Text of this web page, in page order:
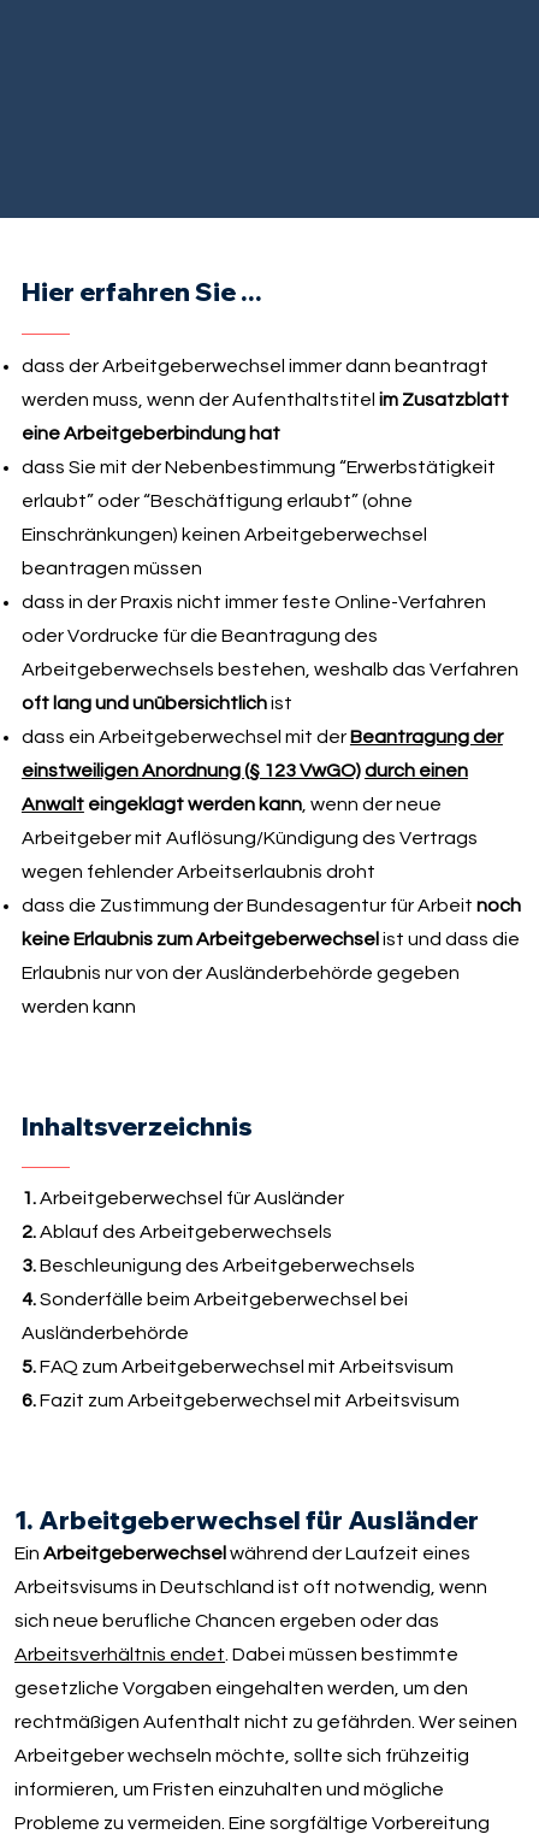
Hier erfahren Sie ...
dass der Arbeitgeberwechsel immer dann beantragt
werden muss, wenn der Aufenthaltstitel im Zusatzblatt
eine Arbeitgeberbindung hat
dass Sie mit der Nebenbestimmung “Erwerbstätigkeit
erlaubt” oder “Beschäftigung erlaubt” (ohne
Einschränkungen) keinen Arbeitgeberwechsel
beantragen müssen
dass in der Praxis nicht immer feste Online-Verfahren
oder Vordrucke für die Beantragung des
Arbeitgeberwechsels bestehen, weshalb das Verfahren
oft lang und unübersichtlichist
dass ein Arbeitgeberwechsel mit der Beantragung der
einstweiligen Anordnung (§ 123 VwGO)durch einen
Anwalteingeklagt werden kann, wenn der neue
Arbeitgeber mit Auflösung/Kündigung des Vertrags
wegen fehlender Arbeitserlaubnis droht
dass die Zustimmung der Bundesagentur für Arbeit noch
keine Erlaubnis zum Arbeitgeberwechsel ist und dass die
Erlaubnis nur von der Ausländerbehörde gegeben
werden kann
Inhaltsverzeichnis
1.Arbeitgeberwechsel für Ausländer
2.Ablauf des Arbeitgeberwechsels
3.Beschleunigung des Arbeitgeberwechsels
4.Sonderfälle beim Arbeitgeberwechsel bei
Ausländerbehörde
5.FAQ zum Arbeitgeberwechsel mit Arbeitsvisum
6.Fazit zum Arbeitgeberwechsel mit Arbeitsvisum
1. Arbeitgeberwechsel für Ausländer
EinArbeitgeberwechsel während der Laufzeit eines
Arbeitsvisums in Deutschland ist oft notwendig, wenn
sich neue berufliche Chancen ergeben oder das
Arbeitsverhältnis endet . Dabei müssen bestimmte
gesetzliche Vorgaben eingehalten werden, um den
rechtmäßigen Aufenthalt nicht zu gefährden. Wer seinen
Arbeitgeber wechseln möchte, sollte sich frühzeitig
informieren, um Fristen einzuhalten und mögliche
Probleme zu vermeiden. Eine sorgfältige Vorbereitung